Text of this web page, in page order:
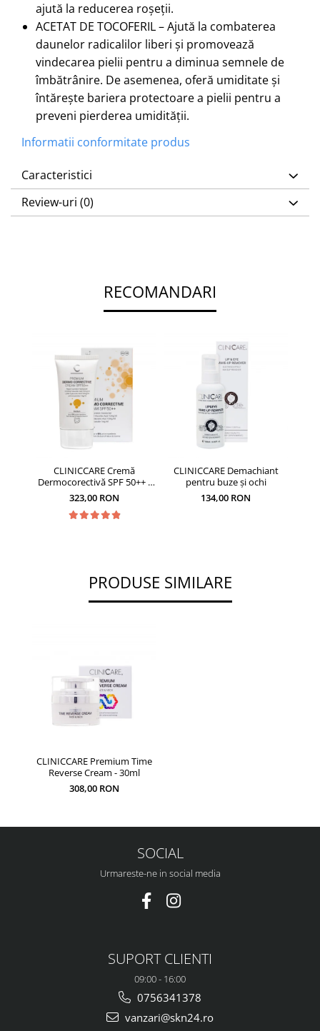
ajută la reducerea roșeții.
ACETAT DE TOCOFERIL – Ajută la combaterea
daunelor radicalilor liberi și promovează
vindecarea pielii pentru a diminua semnele de
îmbătrânire. De asemenea, oferă umiditate și
întărește bariera protectoare a pielii pentru a
preveni pierderea umidității.
Informatii conformitate produs
Caracteristici
Review-uri (0)
RECOMANDARI
CLINICCARE Cremă
Dermocorectivă SPF 50++ -
35ml
323,00 RON
CLINICCARE Demachiant
pentru buze și ochi
134,00 RON
PRODUSE SIMILARE
CLINICCARE Premium Time
Reverse Cream - 30ml
308,00 RON
SOCIAL
Urmareste-ne in social media
SUPORT CLIENTI
09:00 - 16:00
0756341378
vanzari@skn24.ro